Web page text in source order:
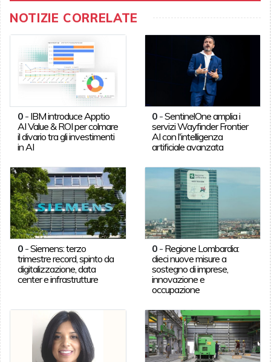
NOTIZIE CORRELATE
0- IBM introduce Apptio
AI Value & ROI per colmare
il divario tra gli investimenti
in AI
0 -SentinelOne amplia i
servizi Wayfinder Frontier
AI con l'intelligenza
artificiale avanzata
0-Siemens: terzo
trimestre record, spinto da
digitalizzazione, data
center e infrastrutture
0 - Regione Lombardia:
dieci nuove misure a
sostegno di imprese,
innovazione e
occupazione